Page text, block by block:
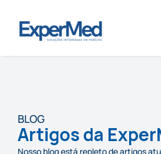
BLOG
Artigos da
Nosso blog está repleto de artigos